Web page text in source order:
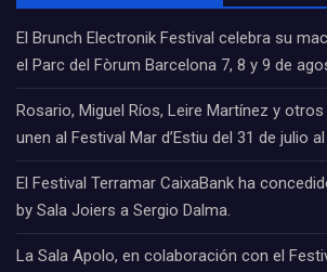
El Brunch Electronik Festival celebra su
el Parc del Fòrum Barcelona 7, 8 y 9 de
Rosario, Miguel Ríos, Leire Martínez y
unen al Festival Mar d’Estiu del 31 de julio
El Festival Terramar CaixaBank ha
by Sala Joiers a Sergio Dalma.
La Sala Apolo, en colaboración con el